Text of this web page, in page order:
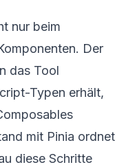
nur beim
Der
das Tool
Typen erhält,
mit Pinia ordnet
diese Schritte